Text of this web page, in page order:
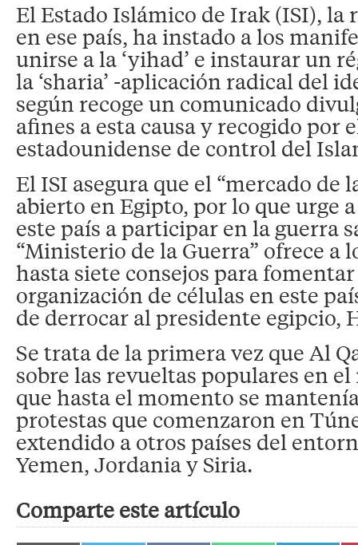
El Estado Islámico de Irak (ISI), la
en ese país, ha instado a los
unirse a la ‘yihad’ e instaurar un
la ‘sharia’ -aplicación radical del
según recoge un comunicado
afines a esta causa y recogido por
estadounidense de control del
El ISI asegura que el “mercado de
abierto en Egipto, por lo que urge
este país a participar en la guerra
“Ministerio de la Guerra” ofrece a
hasta siete consejos para
organización de células en este
de derrocar al presidente egipcio,
Se trata de la primera vez que Al
sobre las revueltas populares en
que hasta el momento se
protestas que comenzaron en
extendido a otros países del
Yemen, Jordania y Siria.
Comparte este artículo